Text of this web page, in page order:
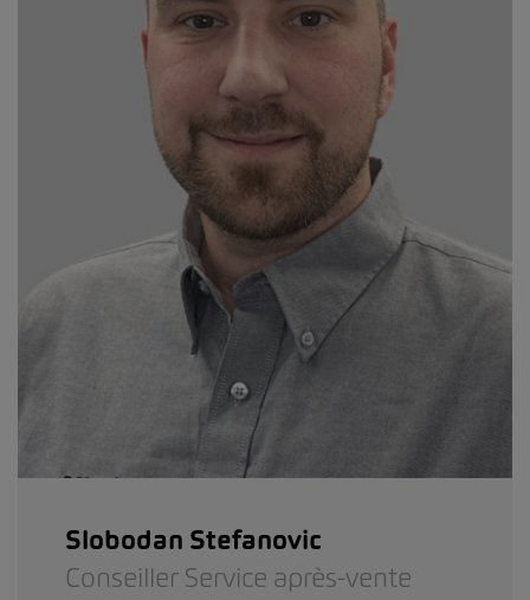
Slobodan Stefanovic
Conseiller Service après-vente